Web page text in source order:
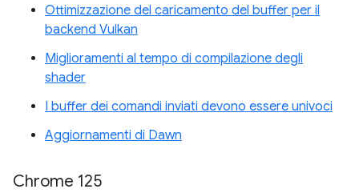
Ottimizzazione del caricamento del buffer per il
backend Vulkan
Miglioramenti al tempo di compilazione degli
shader
I buffer dei comandi inviati devono essere univoci
Aggiornamenti di Dawn
Chrome 125